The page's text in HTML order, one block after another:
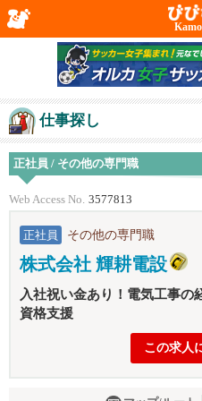
仕事探し
正社員 / その他の専門職
Web Access No. 3577813
正社員 その他の専門職
株式会社 輝耕電設
入社祝い金あり！電気工事
資格支援
この求人